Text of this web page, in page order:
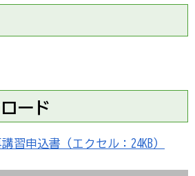
ード
習申込書（エクセル：24KB）